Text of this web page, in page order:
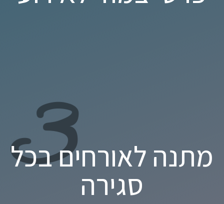
3
מתנה לאורחים בכל
סגירה